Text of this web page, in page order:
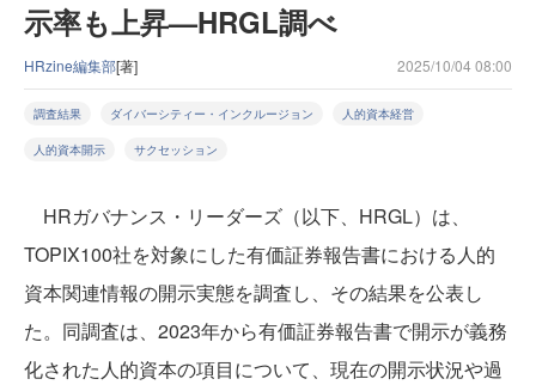
示率も上昇—HRGL調べ
HRzine編集部[著] 2025/10/04 08:00
調査結果 ダイバーシティー・インクルージョン 人的資本経営
人的資本開示 サクセッション
HRガバナンス・リーダーズ（以下、HRGL）は、
TOPIX100社を対象にした有価証券報告書における人的
資本関連情報の開示実態を調査し、その結果を公表し
た。同調査は、2023年から有価証券報告書で開示が義務
化された人的資本の項目について、現在の開示状況や過